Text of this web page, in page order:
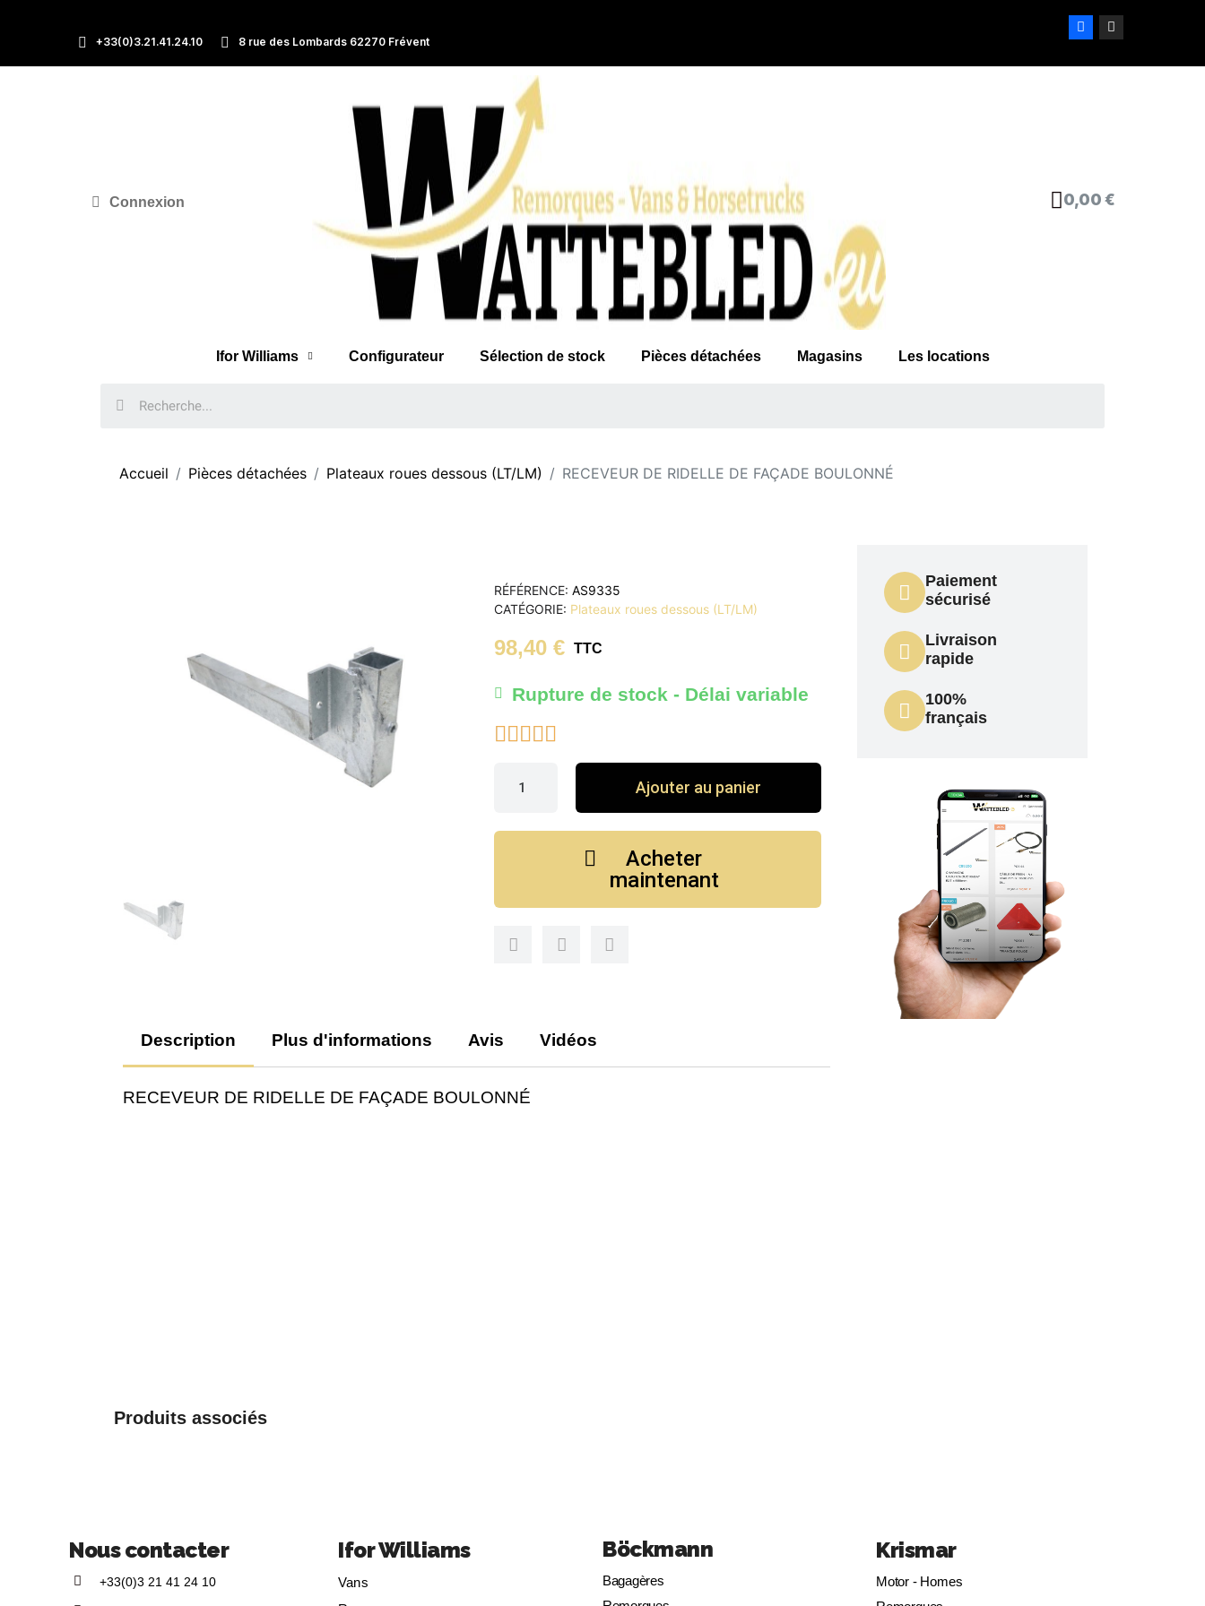
+33(0)3.21.41.24.10 8 rue des Lombards 62270 Frévent
Connexion 0,00 €
Ifor Williams Configurateur Sélection de stock Pièces détachées Magasins Les locations
Accueil Pièces détachées Plateaux roues dessous (LT/LM) RECEVEUR DE RIDELLE DE FAÇADE BOULONNÉ
RÉFÉRENCE AS9335
CATÉGORIE Plateaux roues dessous (LT/LM)
98,40 € TTC
Rupture de stock - Délai variable
    
Ajouter au panier
Acheter
maintenant
Description Plus d'informations Avis Vidéos
RECEVEUR DE RIDELLE DE FAÇADE BOULONNÉ
Paiement
sécurisé
Livraison
rapide
100%
français
Produits associés
Nous contacter
+33(0)3 21 41 24 10
Ifor Williams
Vans
Böckmann
Bagagères
Krismar
Motor - Homes